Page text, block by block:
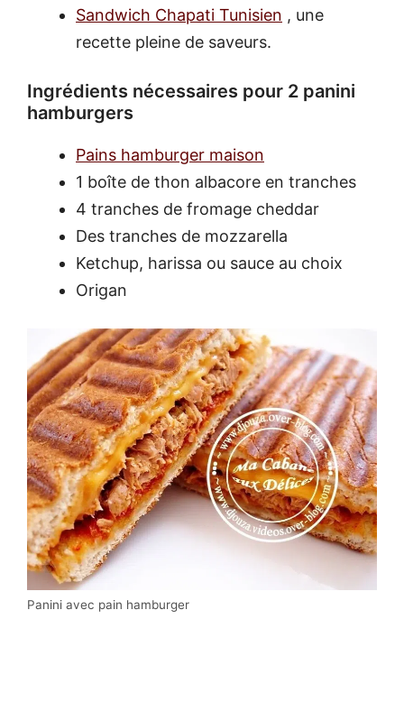
Sandwich Chapati Tunisien , une
recette pleine de saveurs.
Ingrédients nécessaires pour 2 panini
hamburgers
Pains hamburger maison
1 boîte de thon albacore en tranches
4 tranches de fromage cheddar
Des tranches de mozzarella
Ketchup, harissa ou sauce au choix
Origan
Panini avec pain hamburger